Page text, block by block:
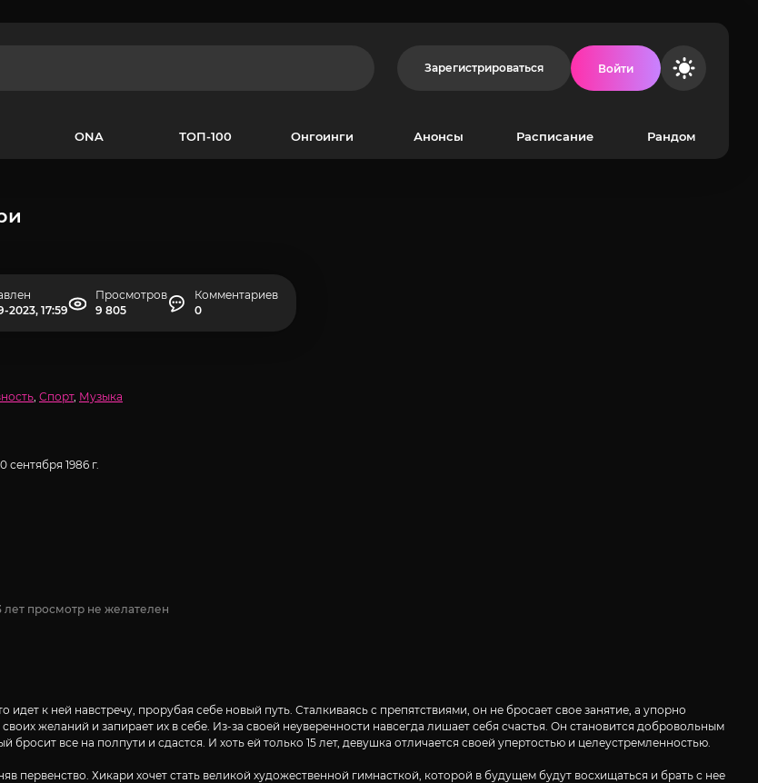
Зарегистрироваться Войти
ONA ТОП-100 Онгоинги Анонсы Расписание Рандом
2023, 17:59
Просмотров
9 805
Комментариев
0
, Спорт, Музыка
сентября 1986 г.
лет просмотр не желателен
к ней навстречу, прорубая себе новый путь. Сталкиваясь с препятствиями, он не бросает свое занятие, а упорно
желаний и запирает их в себе. Из-за своей неуверенности навсегда лишает себя счастья. Он становится добровольным
все на полпути и сдастся. И хоть ей только 15 лет, девушка отличается своей упертостью и целеустремленностью.
первенство. Хикари хочет стать великой художественной гимнасткой, которой в будущем будут восхищаться и брать с нее